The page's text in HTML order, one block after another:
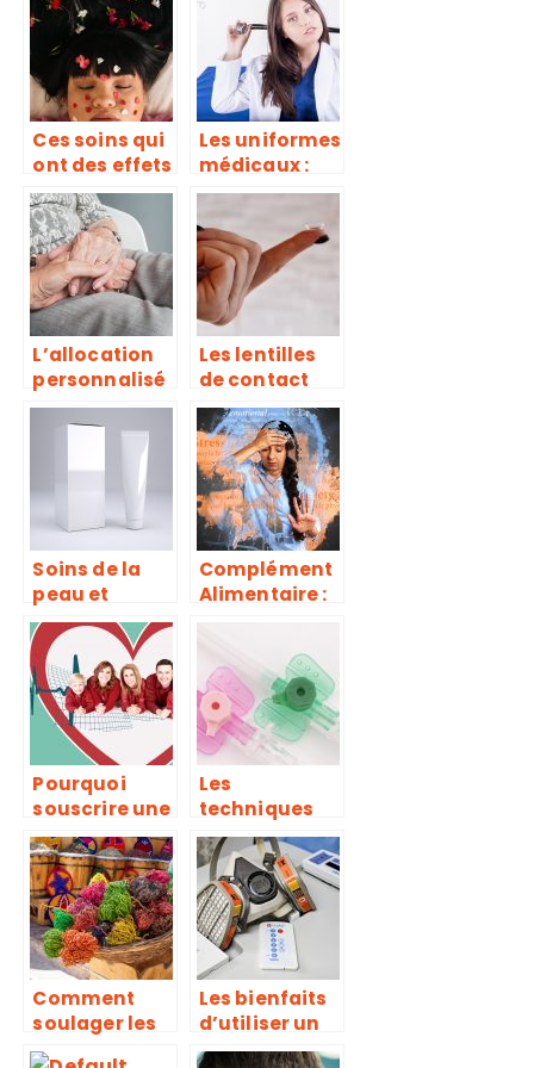
Ces soins qui
ont des effets
santés, mais
que l’on
confond avec
des soins de
beauté!
Les uniformes
médicaux :
caractéristiq
ues et
obligations
L’allocation
personnalisé
e
d’autonomie :
Les lentilles
de contact
sont-elles
dangereuses
?
Soins de la
peau et
produits
cosmétiques
à base de
plantes
Complément
Alimentaire :
Pourquoi
souscrire une
assurance
maladie ?
Les
techniques
de perfusion
par KTC
Comment
soulager les
douleurs
Les bienfaits
d’utiliser un
purificateur